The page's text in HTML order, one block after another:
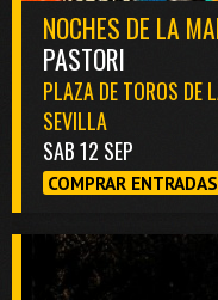
NOCHES DE LA
PASTORI
PLAZA DE TOROS DE
SEVILLA
SAB 12 SEP
COMPRAR ENTRADAS